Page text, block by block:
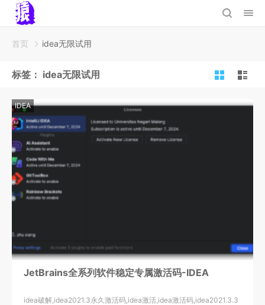
首页 idea无限试用
标签： idea无限试用
IDEA
JetBrains全系列软件稳定专属激活码-IDEA
idea破解,idea2021.3永久激活码,idea激活,idea激活码,idea2021.3.3